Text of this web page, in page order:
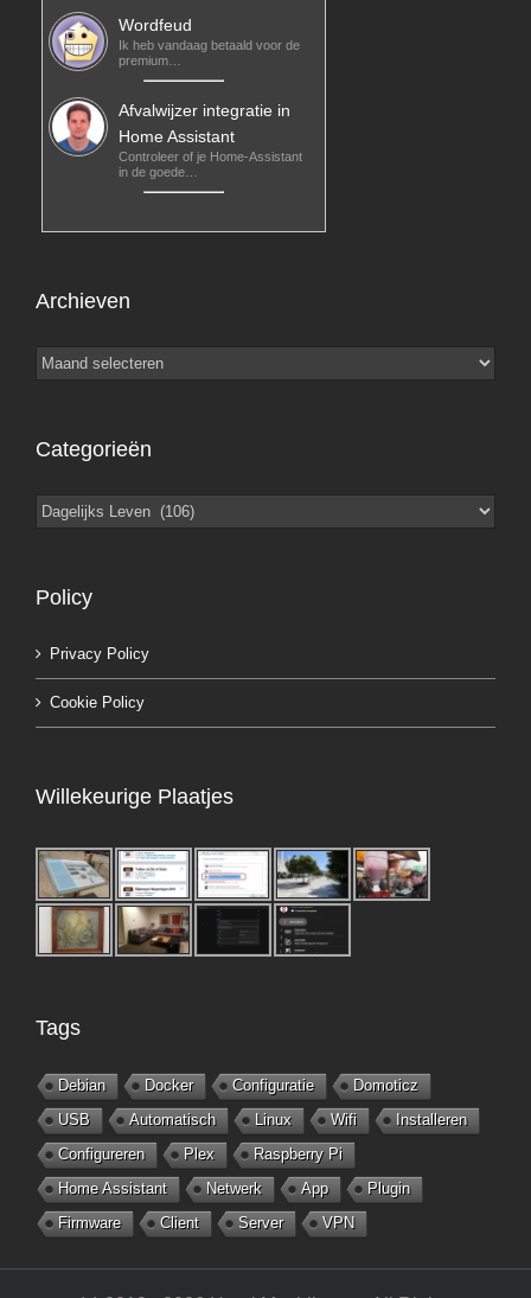
Wordfeud
Ik heb vandaag betaald voor de
premium…
Afvalwijzer integratie in
Home Assistant
Controleer of je Home-Assistant
in de goede…
Archieven
Archieven
Categorieën
Categorieën
Policy
Privacy Policy
Cookie Policy
Willekeurige Plaatjes
Tags
Debian Docker Configuratie
Domoticz
USB
Automatisch Linux Wifi
Installeren
Configureren
Plex
Raspberry Pi
Home Assistant
Netwerk App
Plugin
Firmware
Client Server VPN